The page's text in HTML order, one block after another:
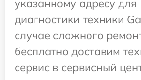
указанному адресу для
диагностики техники
случае сложного
бесплатно доставим
сервис в сервисный